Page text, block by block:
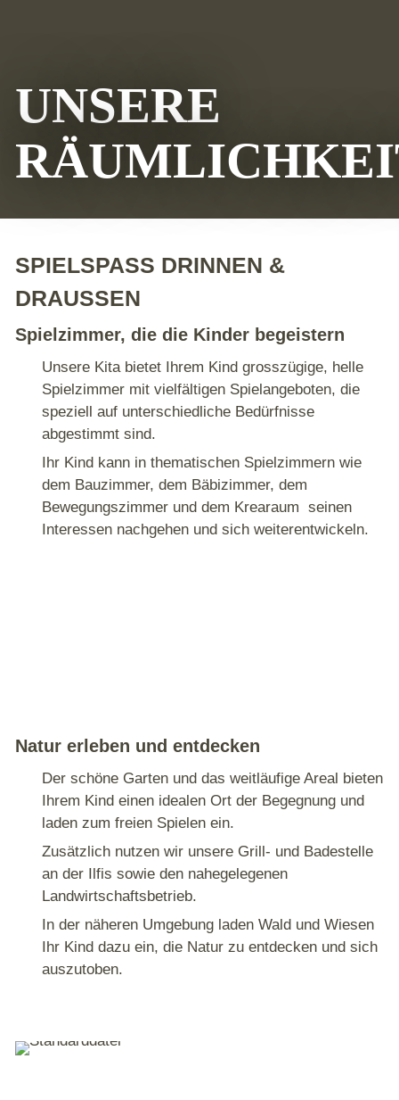
UNSERE
SPIELSPASS DRINNEN &
DRAUSSEN
Spielzimmer, die die Kinder begeistern
Unsere Kita bietet Ihrem Kind grosszügige, helle
Spielzimmer mit vielfältigen Spielangeboten, die
speziell auf unterschiedliche Bedürfnisse
abgestimmt sind.
Ihr Kind kann in thematischen Spielzimmern wie
dem Bauzimmer, dem Bäbizimmer, dem
Bewegungszimmer und dem Krearaum seinen
Interessen nachgehen und sich weiterentwickeln.
Natur erleben und entdecken
Der schöne Garten und das weitläufige Areal bieten
Ihrem Kind einen idealen Ort der Begegnung und
laden zum freien Spielen ein.
Zusätzlich nutzen wir unsere Grill- und Badestelle
an der Ilfis sowie den nahegelegenen
Landwirtschaftsbetrieb.
In der näheren Umgebung laden Wald und Wiesen
Ihr Kind dazu ein, die Natur zu entdecken und sich
auszutoben.